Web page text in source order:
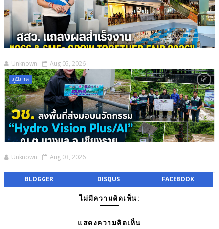
Unknown Aug 05, 2026
ภูมิภาค
Unknown Aug 03, 2026
BLOGGER DISQUS FACEBOOK
ไม่มีความคิดเห็น:
แสดงความคิดเห็น